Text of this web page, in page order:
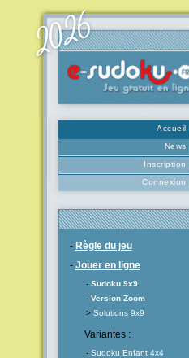
Accueil
News
Inscription
Connexion
- Règle du jeu
- Jouer en ligne
- Sudoku 9x9
- Version Zoom
> Solutions 9x9
Variantes :
- Sudoku Enfant 4x4